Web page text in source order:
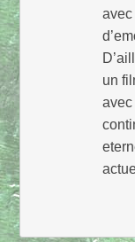
avec
un